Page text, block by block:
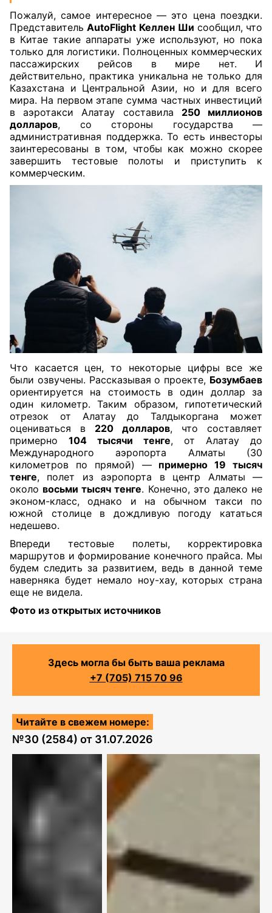
Пожалуй, самое интересное — это цена поездки.
ПредставительAutoFlight Келлен Ши сообщил, что
в Китае такие аппараты уже используют, но пока
только для логистики. Полноценных коммерческих
пассажирских рейсов в мире нет. И
действительно, практика уникальна не только для
Казахстана и Центральной Азии, но и для всего
мира. На первом этапе сумма частных инвестиций
в аэротакси Алатау составила 250 миллионов
долларов, со стороны государства —
административная поддержка. То есть инвесторы
заинтересованы в том, чтобы как можно скорее
завершить тестовые полоты и приступить к
коммерческим.
Что касается цен, то некоторые цифры все же
были озвучены. Рассказывая о проекте, Бозумбаев
ориентируется на стоимость в один доллар за
один километр. Таким образом, гипотетический
отрезок от Алатау до Талдыкоргана может
оцениваться в 220 долларов, что составляет
примерно 104 тысячи тенге, от Алатау до
Международного аэропорта Алматы (30
километров по прямой) — примерно 19 тысяч
тенге, полет из аэропорта в центр Алматы —
около восьми тысяч тенге. Конечно, это далеко не
эконом-класс, однако и на обычном такси по
южной столице в дождливую погоду кататься
недешево.
Впереди тестовые полеты, корректировка
маршрутов и формирование конечного прайса. Мы
будем следить за развитием, ведь в данной теме
наверняка будет немало ноу-хау, которых страна
еще не видела.
Фото из открытых источников
Здесь могла бы быть ваша реклама
+7 (705) 715 70 96
Читайте в свежем номере:
№30 (2584) от 31.07.2026